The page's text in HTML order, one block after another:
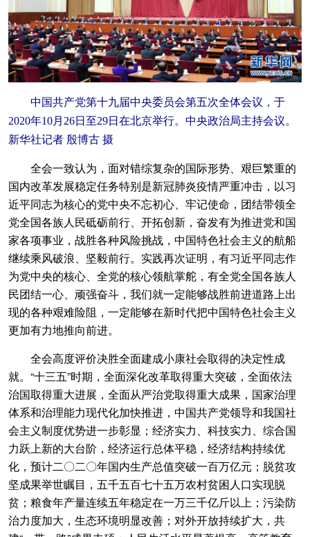
中国共产党第十九届中央委员会第五次全体会议，于
2020年10月26日至29日在北京举行。中央政治局主持会议。
新华社记者 殷博古 摄
全会一致认为，面对错综复杂的国际形势、艰巨繁重的
国内改革发展稳定任务特别是新冠肺炎疫情严重冲击，以习
近平同志为核心的党中央不忘初心、牢记使命，团结带领全
党全国各族人民砥砺前行、开拓创新，奋发有为推进党和国
家各项事业，战胜各种风险挑战，中国特色社会主义的航船
继续乘风破浪、坚毅前行。实践再次证明，有习近平同志作
为党中央的核心、全党的核心领航掌舵，有全党全国各族人
民团结一心、顽强奋斗，我们就一定能够战胜前进道路上出
现的各种艰难险阻，一定能够在新时代把中国特色社会主义
更加有力地推向前进。
全会高度评价决胜全面建成小康社会取得的决定性成
就。“十三五”时期，全面深化改革取得重大突破，全面依法
治国取得重大进展，全面从严治党取得重大成果，国家治理
体系和治理能力现代化加快推进，中国共产党领导和我国社
会主义制度优势进一步彰显；经济实力、科技实力、综合国
力跃上新的大台阶，经济运行总体平稳，经济结构持续优
化，预计二〇二〇年国内生产总值突破一百万亿元；脱贫攻
坚成果举世瞩目，五千五百七十五万农村贫困人口实现脱
贫；粮食年产量连续五年稳定在一万三千亿斤以上；污染防
治力度加大，生态环境明显改善；对外开放持续扩大，共